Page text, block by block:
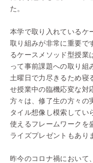
た。
本学で取り入れているケ
取り組みが非常に重要で
るケースメソッド型授業
って事前課題への取り組
土曜日で力尽きるため寝
せ授業中の臨機応変な対
方々は、修了生の方々の
タイル想像し模索してい
使えるフレームワークを
ライズプレゼントもあり
昨今のコロナ禍において